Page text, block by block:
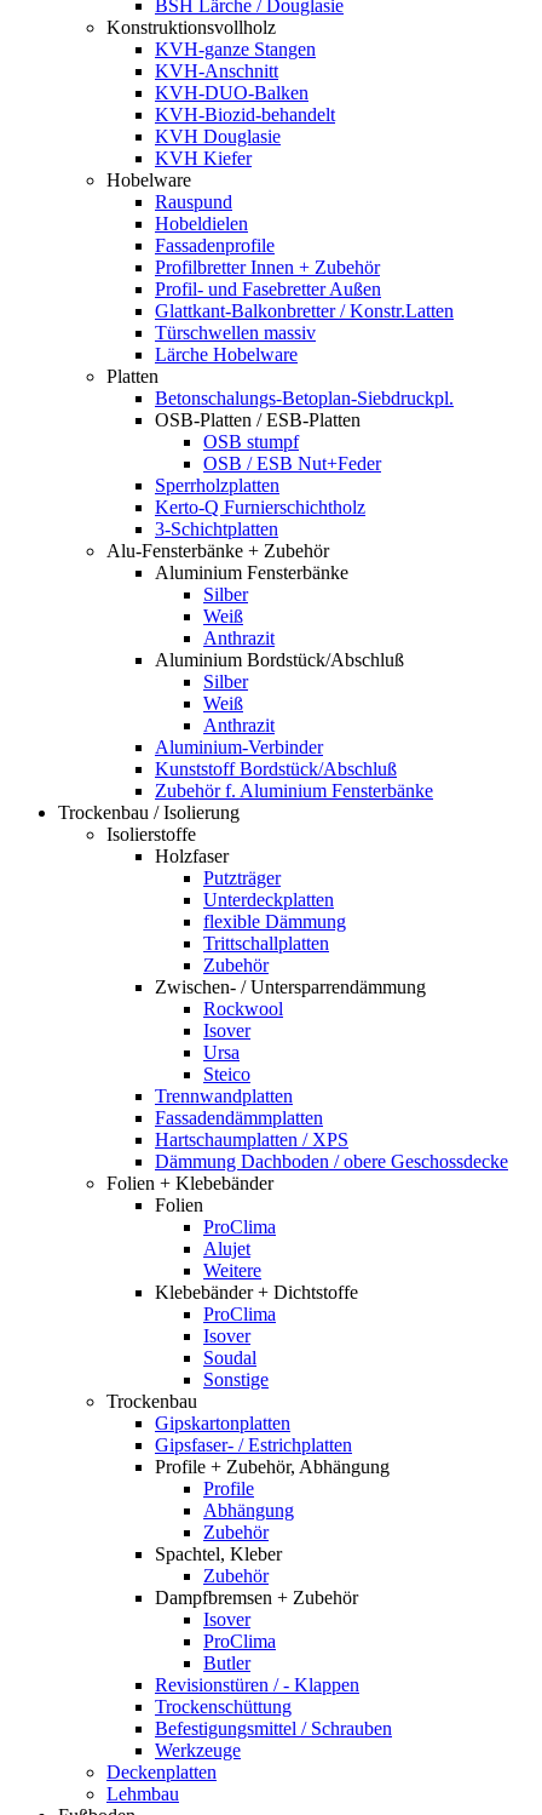
BSH Lärche / Douglasie
Konstruktionsvollholz
KVH-ganze Stangen
KVH-Anschnitt
KVH-DUO-Balken
KVH-Biozid-behandelt
KVH Douglasie
KVH Kiefer
Hobelware
Rauspund
Hobeldielen
Fassadenprofile
Profilbretter Innen + Zubehör
Profil- und Fasebretter Außen
Glattkant-Balkonbretter / Konstr.Latten
Türschwellen massiv
Lärche Hobelware
Platten
Betonschalungs-Betoplan-Siebdruckpl.
OSB-Platten / ESB-Platten
OSB stumpf
OSB / ESB Nut+Feder
Sperrholzplatten
Kerto-Q Furnierschichtholz
3-Schichtplatten
Alu-Fensterbänke + Zubehör
Aluminium Fensterbänke
Silber
Weiß
Anthrazit
Aluminium Bordstück/Abschluß
Silber
Weiß
Anthrazit
Aluminium-Verbinder
Kunststoff Bordstück/Abschluß
Zubehör f. Aluminium Fensterbänke
Trockenbau / Isolierung
Isolierstoffe
Holzfaser
Putzträger
Unterdeckplatten
flexible Dämmung
Trittschallplatten
Zubehör
Zwischen- / Untersparrendämmung
Rockwool
Isover
Ursa
Steico
Trennwandplatten
Fassadendämmplatten
Hartschaumplatten / XPS
Dämmung Dachboden / obere Geschossdecke
Folien + Klebebänder
Folien
ProClima
Alujet
Weitere
Klebebänder + Dichtstoffe
ProClima
Isover
Soudal
Sonstige
Trockenbau
Gipskartonplatten
Gipsfaser- / Estrichplatten
Profile + Zubehör, Abhängung
Profile
Abhängung
Zubehör
Spachtel, Kleber
Zubehör
Dampfbremsen + Zubehör
Isover
ProClima
Butler
Revisionstüren / - Klappen
Trockenschüttung
Befestigungsmittel / Schrauben
Werkzeuge
Deckenplatten
Lehmbau